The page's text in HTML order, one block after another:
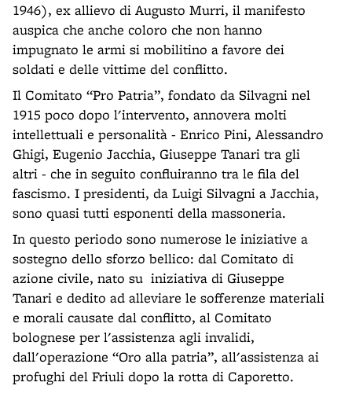
1946), ex allievo di Augusto Murri, il manifesto
auspica che anche coloro che non hanno
impugnato le armi si mobilitino a favore dei
soldati e delle vittime del conflitto.
Il Comitato “Pro Patria”, fondato da Silvagni nel
1915 poco dopo l'intervento, annovera molti
intellettuali e personalità - Enrico Pini, Alessandro
Ghigi, Eugenio Jacchia, Giuseppe Tanari tra gli
altri - che in seguito confluiranno tra le fila del
fascismo. I presidenti, da Luigi Silvagni a Jacchia,
sono quasi tutti esponenti della massoneria.
In questo periodo sono numerose le iniziative a
sostegno dello sforzo bellico: dal Comitato di
azione civile, nato su iniziativa di Giuseppe
Tanari e dedito ad alleviare le sofferenze materiali
e morali causate dal conflitto, al Comitato
bolognese per l'assistenza agli invalidi,
dall'operazione “Oro alla patria”, all'assistenza ai
profughi del Friuli dopo la rotta di Caporetto.